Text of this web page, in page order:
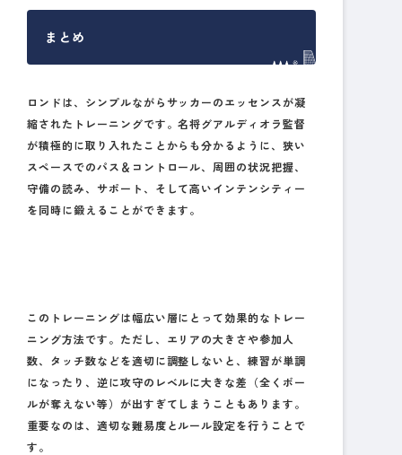
まとめ
ロンドは、シンプルながらサッカーのエッセンスが凝
縮されたトレーニングです。名将グアルディオラ監督
が積極的に取り入れたことからも分かるように、狭い
スペースでのパス＆コントロール、周囲の状況把握、
守備の読み、サポート、そして高いインテンシティー
を同時に鍛えることができます。
このトレーニングは幅広い層にとって効果的なトレー
ニング方法です。ただし、エリアの大きさや参加人
数、タッチ数などを適切に調整しないと、練習が単調
になったり、逆に攻守のレベルに大きな差（全くボー
ルが奪えない等）が出すぎてしまうこともあります。
重要なのは、 適切な難易度とルール設定を行うこと で
す。